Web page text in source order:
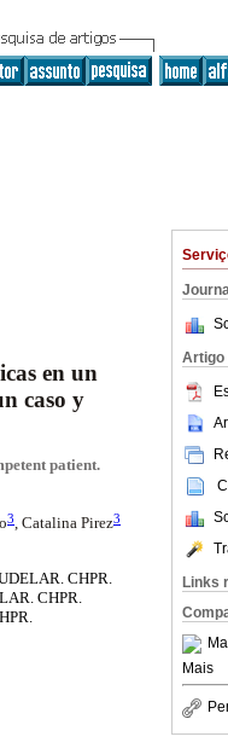
Artigo
Links
Mais
en un
caso y
patient.
3, Catalina Pirez3
CHPR.
CHPR.